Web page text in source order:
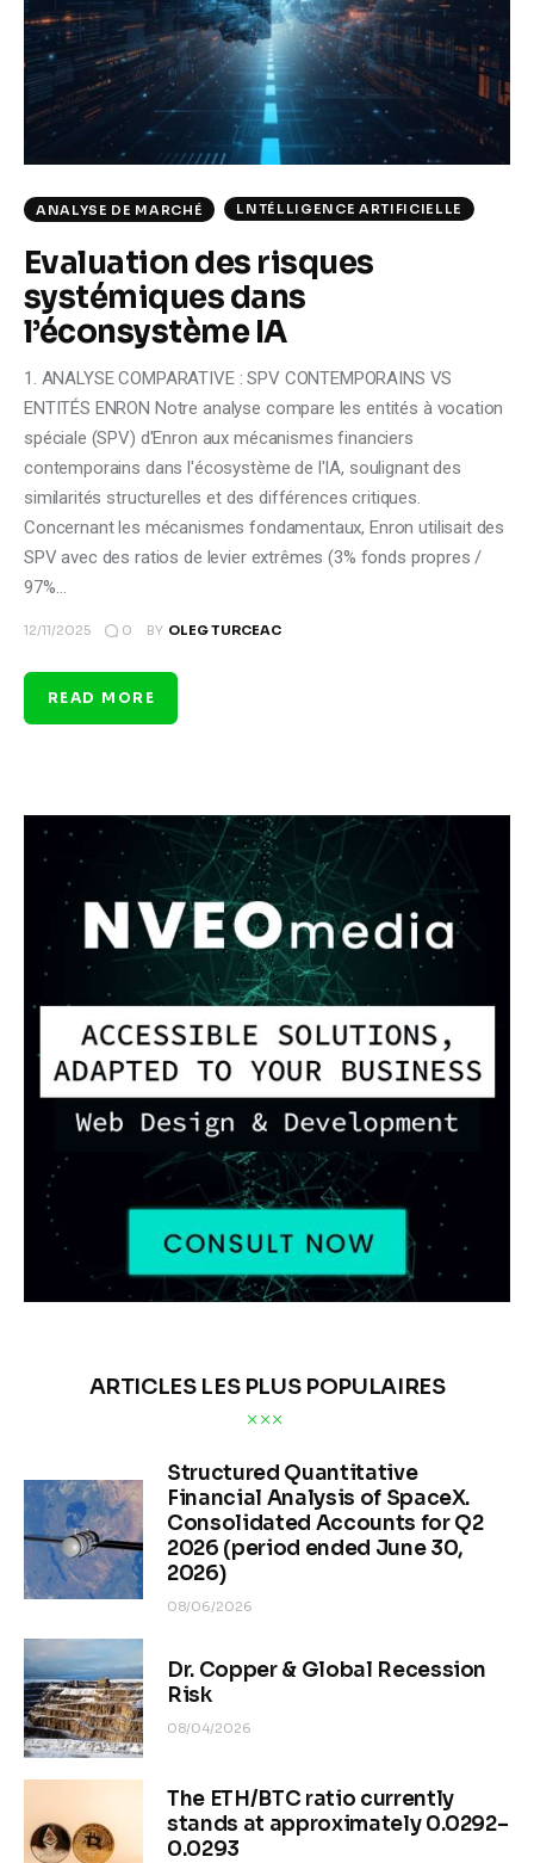
Climate
Markets
Tech
Reports
Shop
ANALYSE DE MARCHÉ LNTÉLLIGENCE ARTIFICIELLE
Evaluation des risques
systémiques dans
l’éconsystème IA
1. ANALYSE COMPARATIVE : SPV CONTEMPORAINS VS
ENTITÉS ENRON Notre analyse compare les entités à vocation
spéciale (SPV) d'Enron aux mécanismes financiers
contemporains dans l'écosystème de l'IA, soulignant des
similarités structurelles et des différences critiques.
Concernant les mécanismes fondamentaux, Enron utilisait des
SPV avec des ratios de levier extrêmes (3% fonds propres /
97%…
12/11/2025 0 BY OLEG TURCEAC
READ MORE
ARTICLES LES PLUS POPULAIRES
Structured Quantitative
Financial Analysis of SpaceX.
Consolidated Accounts for Q2
2026 (period ended June 30,
2026)
08/06/2026
Dr. Copper & Global Recession
Risk
08/04/2026
The ETH/BTC ratio currently
stands at approximately 0.0292–
0.0293